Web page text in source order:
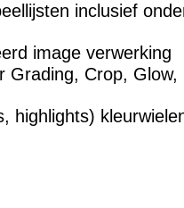
inclusief
image verwerking
Grading, Crop,
highlights)